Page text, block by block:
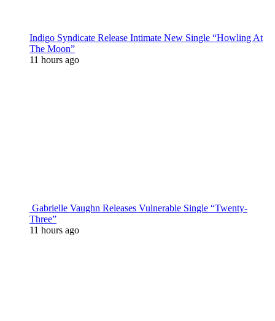
Indigo Syndicate Release Intimate New Single “Howling At
The Moon”
11 hours ago
Gabrielle Vaughn Releases Vulnerable Single “Twenty-
Three”
11 hours ago